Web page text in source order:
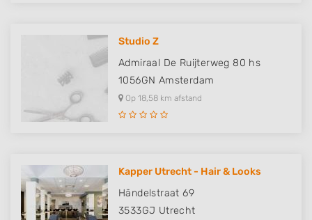
Studio Z
Admiraal De Ruijterweg 80 hs
1056GN Amsterdam
Op 18,58 km afstand
Kapper Utrecht - Hair & Looks
Händelstraat 69
3533GJ Utrecht
Advertising